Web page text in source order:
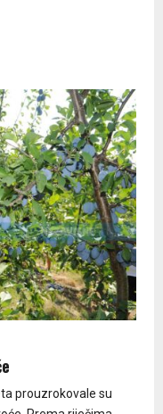
prouzrokovale su